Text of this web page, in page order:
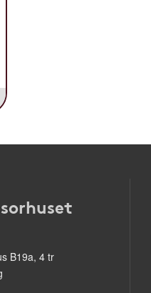
B19a, 4 tr